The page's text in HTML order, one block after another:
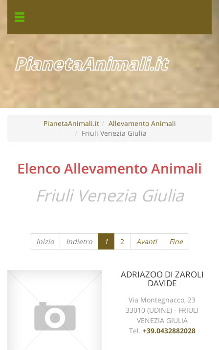
PianetaAnimali.it
PianetaAnimali.it
Allevamento Animali
Friuli Venezia Giulia
Elenco Allevamento Animali
Friuli Venezia Giulia
Inizio Indietro 1 2 Avanti Fine
ADRIAZOO DI ZAROLI
DAVIDE
Via Montegnacco, 23
33010 (UDINE) - FRIULI
VENEZIA GIULIA
Tel. +39.0432882028